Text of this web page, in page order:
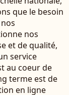
que le besoin
nos
et de qualité,
service
au coeur de
terme est de
en ligne